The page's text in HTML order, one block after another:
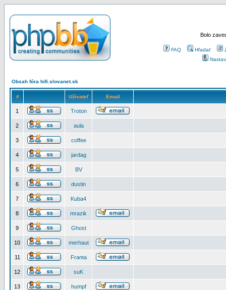
Bolo
FAQ Hľadať
Obsah fóra hifi.slovanet.sk
# Užívateľ Email
1 Troton
2 aula
3 coffee
4 jardag
5 BV
6 dustin
7 Kuba4
8 mrazik
9 Ghost
10 merhaut
11 Franta
12 suK
13 humpf